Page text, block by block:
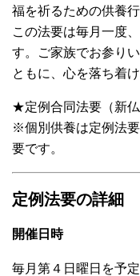
福を祈るための供養行
この法要は毎月一度
す。ご家族でお参り
ともに、心を落ち着
★定例合同法要（新仏
※個別供養は定例法
要です。
定例法要の詳細
開催日時
毎月第４日曜日を予